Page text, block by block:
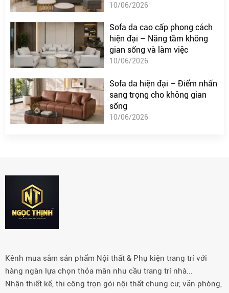
10/06/2026
Sofa da cao cấp phong cách
hiện đại – Nâng tầm không
gian sống và làm việc
10/06/2026
Sofa da hiện đại – Điểm nhấn
sang trọng cho không gian
sống
10/06/2026
Kênh mua sắm sản phẩm Nội thất & Phụ kiện trang trí với
hàng ngàn lựa chọn thỏa mãn nhu cầu trang trí nhà...
Nhận thiết kế, thi công trọn gói nội thất chung cư, văn phòng,